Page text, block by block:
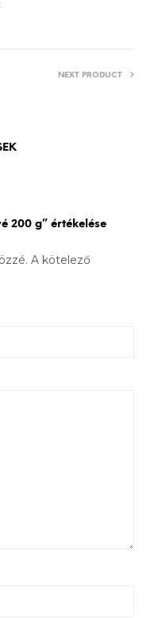
NEXT PRODUCT
200 g” értékelése
A kötelező